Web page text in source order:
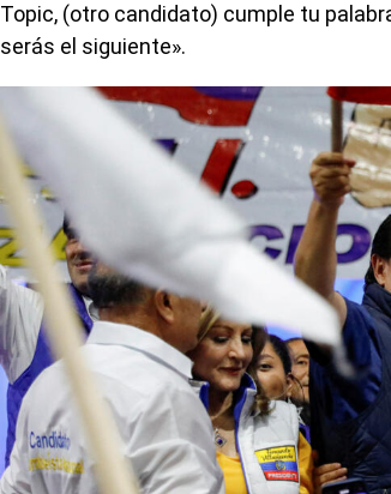
Topic, (otro candidato) cumple tu
serás el siguiente».